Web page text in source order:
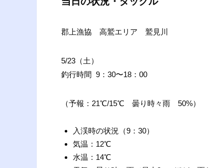
郡上漁協 高鷲エリア 鷲見川
5/23（土）
釣行時間 9：30〜18：00
（予報：21℃/15℃ 曇り時々雨 50%）
入渓時の状況（9：30）
気温：12℃
水温：14℃